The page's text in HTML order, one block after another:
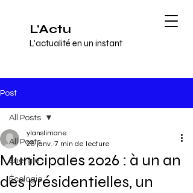
L'Actu
L'actualité en un instant
Post
All Posts
Énergie
Écologie
All Posts
Municipales 2026 : à un an
des présidentielles, un
ylanslimane
26 janv. 7 min de lecture